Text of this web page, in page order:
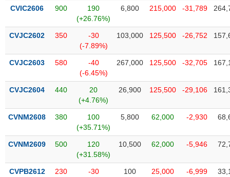
CVIC2606 900
190
(+26.76%)
6,800 215,000 -31,789
CVJC2602 350
-30
(-7.89%)
103,000 125,500 -26,752
CVJC2603 580
-40
(-6.45%)
267,000 125,500 -32,705
CVJC2604 440
20
(+4.76%)
26,900 125,500 -29,106
CVNM2608 380
100
(+35.71%)
5,800 62,000 -2,930
CVNM2609 500
120
(+31.58%)
10,500 62,000 -5,946
CVPB2612 230
-30
100 25,000 -6,999